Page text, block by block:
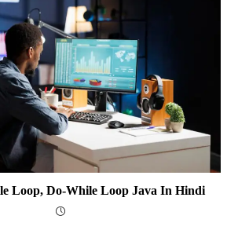
Loop, Do-While Loop Java In Hindi